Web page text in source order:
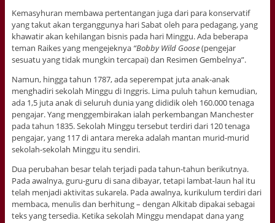
Kemasyhuran membawa pertentangan juga dari para konservatif
yang takut akan terganggunya hari Sabat oleh para pedagang, yang
khawatir akan kehilangan bisnis pada hari Minggu. Ada beberapa
teman Raikes yang mengejeknya “Bobby Wild Goose(pengejar
sesuatu yang tidak mungkin tercapai) dan Resimen Gembelnya”.
Namun, hingga tahun 1787, ada seperempat juta anak-anak
menghadiri sekolah Minggu di Inggris. Lima puluh tahun kemudian,
ada 1,5 juta anak di seluruh dunia yang dididik oleh 160.000 tenaga
pengajar. Yang menggembirakan ialah perkembangan Manchester
pada tahun 1835. Sekolah Minggu tersebut terdiri dari 120 tenaga
pengajar, yang 117 di antara mereka adalah mantan murid-murid
sekolah-sekolah Minggu itu sendiri.
Dua perubahan besar telah terjadi pada tahun-tahun berikutnya.
Pada awalnya, guru-guru di sana dibayar, tetapi lambat-laun hal itu
telah menjadi aktivitas sukarela. Pada awalnya, kurikulum terdiri dari
membaca, menulis dan berhitung – dengan Alkitab dipakai sebagai
teks yang tersedia. Ketika sekolah Minggu mendapat dana yang